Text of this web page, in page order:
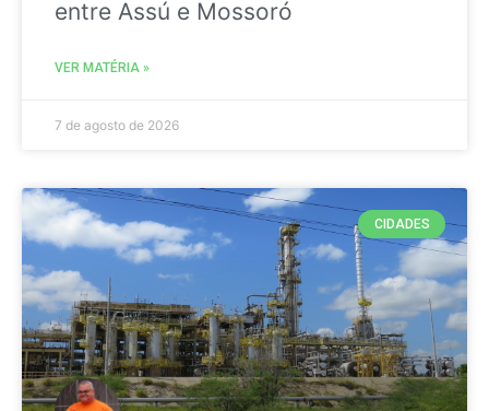
entre Assú e Mossoró
VER MATÉRIA »
7 de agosto de 2026
CIDADES